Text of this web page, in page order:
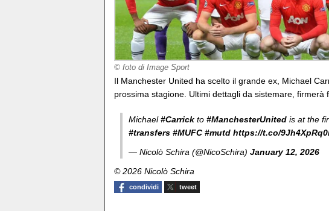
© foto di Image Sport
Il Manchester United ha scelto il grande ex, Michael
prossima stagione. Ultimi dettagli da sistemare, firmerà
Michael#Carrick to #ManchesterUnited is at the
#transfers #MUFC #mutd https://t.co/
— Nicolò Schira (@NicoSchira) January 12, 2026
© 2026 Nicolò Schira
condividi tweet